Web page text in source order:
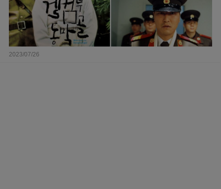
2023/07/26